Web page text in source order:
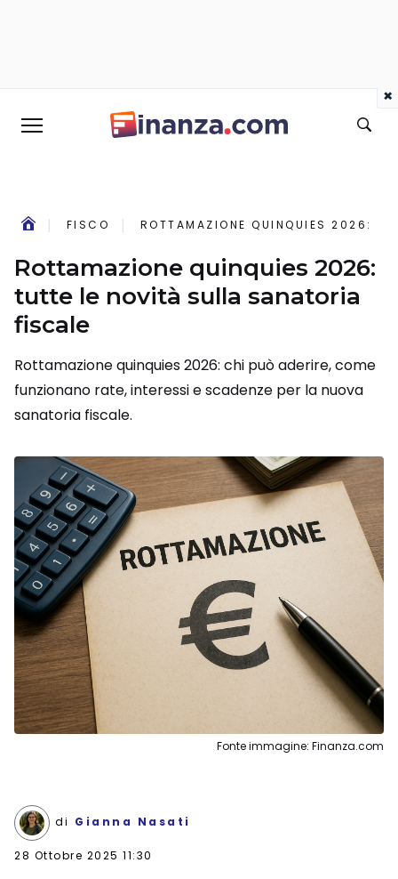
FISCO ROTTAMAZIONE QUINQUIES 2026:
Rottamazione quinquies 2026:
tutte le novità sulla sanatoria
fiscale
Rottamazione quinquies 2026: chi può aderire, come
funzionano rate, interessi e scadenze per la nuova
sanatoria fiscale.
Fonte immagine: Finanza.com
di Gianna Nasati
28 Ottobre 2025 11:30
×